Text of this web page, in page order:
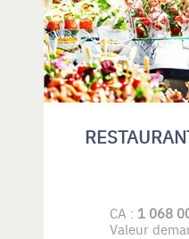
CA : 1 068
Valeur